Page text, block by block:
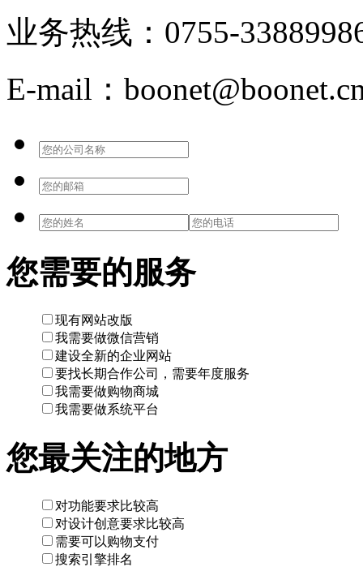
业务热线：0755-
E-mail：
您需要的服务
现有网站改版
我需要做微信营销
建设全新的企业网站
要找长期合作公司，需要年度服务
我需要做购物商城
我需要做系统平台
您最关注的地方
对功能要求比较高
对设计创意要求比较高
需要可以购物支付
搜索引擎排名